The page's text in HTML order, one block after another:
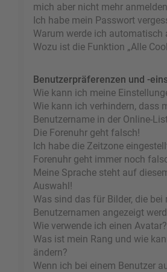
mich aber nicht mehr
Ich habe mein Passwort
Warum werde ich automatisch
Wozu ist die Funktion „Alle
Benutzerpräferenzen und -
Wie kann ich meine
Wie kann ich verhindern, dass
Benutzername in der Online-
Die Forenuhr geht falsch!
Ich habe die Zeitzone
Forenuhr geht immer noch
Meine Sprache steht auf
Auswahl!
Was sind das für Bilder, die bei
Benutzernamen angezeigt
Wie verwende ich einen Avatar?
Was ist mein Rang und wie
ändern?
Wenn ich bei einem Benutzer